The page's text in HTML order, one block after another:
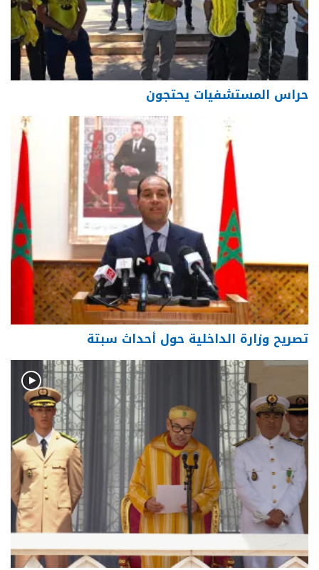
حراس المستشفيات يحتجون
تصريح وزارة الداخلية حول أحداث سبتة